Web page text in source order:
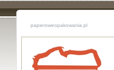
papieroweopakowania.pl